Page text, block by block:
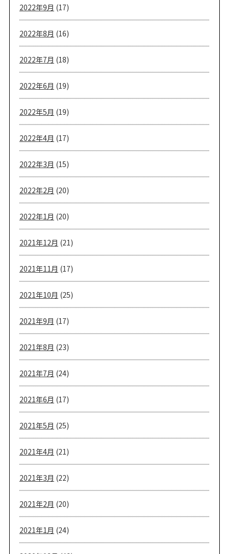
2022年9月 (17)
2022年8月 (16)
2022年7月 (18)
2022年6月 (19)
2022年5月 (19)
2022年4月 (17)
2022年3月 (15)
2022年2月 (20)
2022年1月 (20)
2021年12月 (21)
2021年11月 (17)
2021年10月 (25)
2021年9月 (17)
2021年8月 (23)
2021年7月 (24)
2021年6月 (17)
2021年5月 (25)
2021年4月 (21)
2021年3月 (22)
2021年2月 (20)
2021年1月 (24)